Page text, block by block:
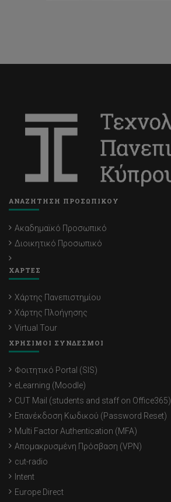
ΑΝΑΖΗΤΗΣΗ ΠΡΟΣΩΠΙΚΟΥ
Ακαδημαϊκό Προσωπικό
Διοικητικό Προσωπικό
ΧΑΡΤΕΣ
Χάρτης Πανεπιστημίου
Χάρτης Πλοήγησης
Virtual Tour
ΧΡΗΣΙΜΟΙ ΣΥΝΔΕΣΜΟΙ
Φοιτητικό Portal (SIS)
eLearning (Moodle)
CUT Mail (students and staff on Office365)
Επανέκδοση Κωδικού (Password Reset)
Multi Factor Authentication (MFA)
Απομακρυσμένη Πρόσβαση (VPN)
cut-radio
Intent
Europe Direct